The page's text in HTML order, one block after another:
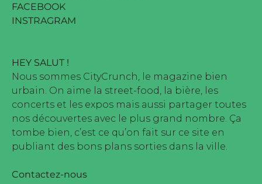
FACEBOOK
INSTRAGRAM
HEY SALUT !
Nous sommes CityCrunch, le magazine bien
urbain. On aime la street-food, la bière, les
concerts et les expos mais aussi partager toutes
nos découvertes avec le plus grand nombre. Ça
tombe bien, c’est ce qu’on fait sur ce site en
publiant des bons plans sorties dans la ville.
Contactez-nous